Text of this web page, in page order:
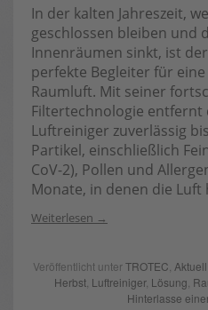
In der kalten Jahreszeit,
geschlossen bleiben und
Innenräumen sinkt, ist der
perfekte Begleiter für
Raumluft. Mit seiner
Filtertechnologie entfernt
Luftreiniger zuverlässig
Partikel, einschließlich
CoV-2), Pollen und
Monate, in denen die Luft
Weiterlesen
Veröffentlicht unterTROTEC Aktuell
Herbst Luftreiniger, Lösung
Hinterlasse